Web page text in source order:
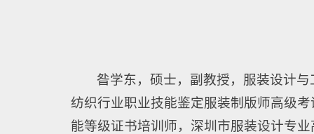
昝学东，硕士，副教授，服装设计
纺织行业职业技能鉴定服装制版师高级
能等级证书培训师，深圳市服装设计专